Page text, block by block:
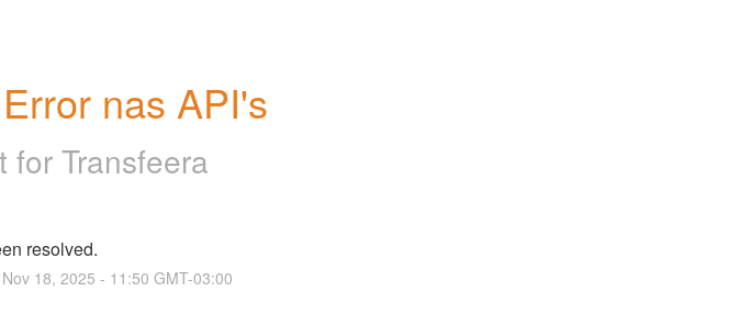
nas API's
for Transfeera
resolved.
Nov 18, 2025 - 11:50 GMT-03:00